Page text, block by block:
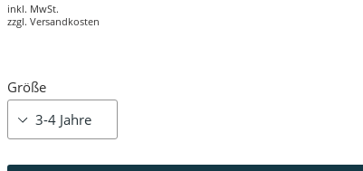
inkl. MwSt.
zzgl. Versandkosten
Größe